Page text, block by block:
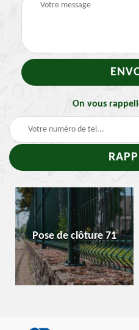
On vous
Pose de clôture 71